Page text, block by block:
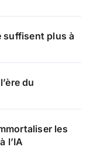
suffisent plus à
du
les
l’IA